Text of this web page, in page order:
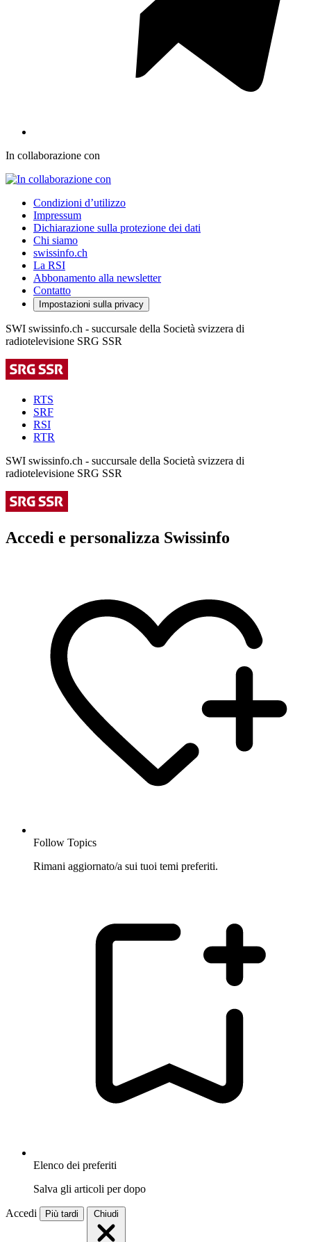
In collaborazione con
Condizioni d’utilizzo
Impressum
Dichiarazione sulla protezione dei dati
Chi siamo
swissinfo.ch
La RSI
Abbonamento alla newsletter
Contatto
Impostazioni sulla privacy
SWI swissinfo.ch - succursale della Società svizzera di
radiotelevisione SRG SSR
RTS
SRF
RSI
RTR
SWI swissinfo.ch - succursale della Società svizzera di
radiotelevisione SRG SSR
Accedi e personalizza Swissinfo
Follow Topics
Rimani aggiornato/a sui tuoi temi preferiti.
Elenco dei preferiti
Salva gli articoli per dopo
Accedi Più tardi Chiudi